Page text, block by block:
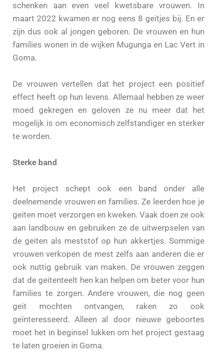
schenken aan even veel kwetsbare vrouwen. In
maart 2022 kwamen er nog eens 8 geitjes bij. En er
zijn dus ook al jongen geboren. De vrouwen en hun
families wonen in de wijken Mugunga en Lac Vert in
Goma.
De vrouwen vertellen dat het project een positief
effect heeft op hun levens. Allemaal hebben ze weer
moed gekregen en geloven ze nu meer dat het
mogelijk is om economisch zelfstandiger en sterker
te worden.
Sterke band
Het project schept ook een band onder alle
deelnemende vrouwen en families. Ze leerden hoe je
geiten moet verzorgen en kweken. Vaak doen ze ook
aan landbouw en gebruiken ze de uitwerpselen van
de geiten als meststof op hun akkertjes. Sommige
vrouwen verkopen de mest zelfs aan anderen die er
ook nuttig gebruik van maken. De vrouwen zeggen
dat de geitenteelt hen kan helpen om beter voor hun
families te zorgen. Andere vrouwen, die nog geen
geit mochten ontvangen, raken zo ook
geïnteresseerd. Alleen al door nieuwe geboortes
moet het in beginsel lukken om het project gestaag
te laten groeien in Goma.